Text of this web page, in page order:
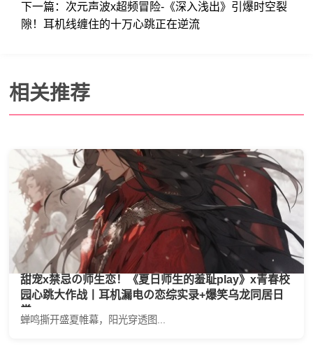
下一篇： 次元声波x超频冒险-《深入浅出》引爆时空裂
隙！耳机线缠住的十万心跳正在逆流
相关推荐
甜宠x禁忌の师生恋！《夏日师生的羞耻play》x青春校
园心跳大作战丨耳机漏电の恋综实录+爆笑乌龙同居日
常
蝉鸣撕开盛夏帷幕，阳光穿透图...